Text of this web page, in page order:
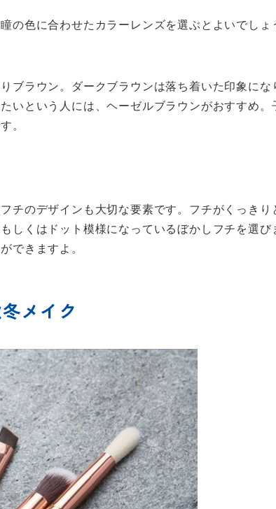
の色に合わせたカラーレンズを選ぶとよいでし
ブラウン。ダークブラウンは落ち着いた印象に
いという人には、ヘーゼルブラウンがおすすめ
。
チのデザインも大切な要素です。フチがくっき
しくはドット模様になっているぼかしフチを選
できますよ。
メイク